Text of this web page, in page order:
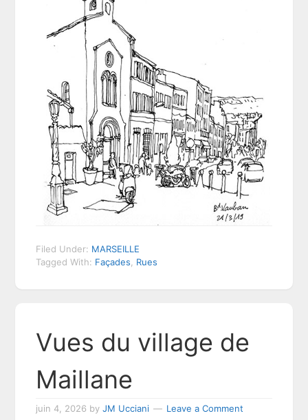
Filed Under: MARSEILLE
Tagged With: Façades Rues
Vues du village de
Maillane
juin 4, 2026 byJM Ucciani Leave a Comment